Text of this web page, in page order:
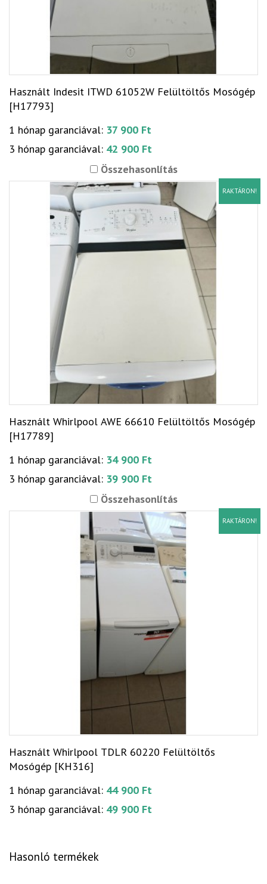
Használt Indesit ITWD 61052W Felültöltős Mosógép
[H17793]
1 hónap garanciával: 37 900 Ft
3 hónap garanciával: 42 900 Ft
Összehasonlítás
RAKTÁRON!
Használt Whirlpool AWE 66610 Felültöltős Mosógép
[H17789]
1 hónap garanciával: 34 900 Ft
3 hónap garanciával: 39 900 Ft
Összehasonlítás
RAKTÁRON!
Használt Whirlpool TDLR 60220 Felültöltős
Mosógép [KH316]
1 hónap garanciával: 44 900 Ft
3 hónap garanciával: 49 900 Ft
Hasonló termékek